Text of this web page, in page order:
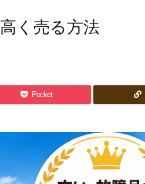
く売る方法
Pocket